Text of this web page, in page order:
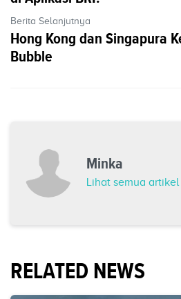
Berita Selanjutnya
Hong Kong dan Singapura
Bubble
Minka
Lihat semua artikel
RELATED NEWS